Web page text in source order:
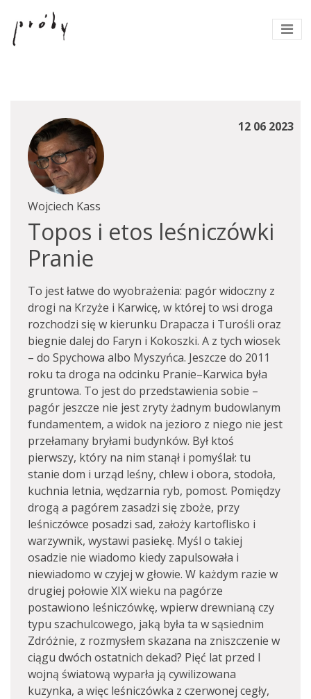
12 06 2023
Wojciech Kass
Topos i etos leśniczówki
Pranie
To jest łatwe do wyobrażenia: pagór widoczny z
drogi na Krzyże i Karwicę, w której to wsi droga
rozchodzi się w kierunku Drapacza i Turośli oraz
biegnie dalej do Faryn i Kokoszki. A z tych wiosek
– do Spychowa albo Myszyńca. Jeszcze do 2011
roku ta droga na odcinku Pranie–Karwica była
gruntowa. To jest do przedstawienia sobie –
pagór jeszcze nie jest zryty żadnym budowlanym
fundamentem, a widok na jezioro z niego nie jest
przełamany bryłami budynków. Był ktoś
pierwszy, który na nim stanął i pomyślał: tu
stanie dom i urząd leśny, chlew i obora, stodoła,
kuchnia letnia, wędzarnia ryb, pomost. Pomiędzy
drogą a pagórem zasadzi się zboże, przy
leśniczówce posadzi sad, założy kartoflisko i
warzywnik, wystawi pasiekę. Myśl o takiej
osadzie nie wiadomo kiedy zapulsowała i
niewiadomo w czyjej w głowie. W każdym razie w
drugiej połowie XIX wieku na pagórze
postawiono leśniczówkę, wpierw drewnianą czy
typu szachulcowego, jaką była ta w sąsiednim
Zdróżnie, z rozmysłem skazana na zniszczenie w
ciągu dwóch ostatnich dekad? Pięć lat przed I
wojną światową wyparła ją cywilizowana
kuzynka, a więc leśniczówka z czerwonej cegły,